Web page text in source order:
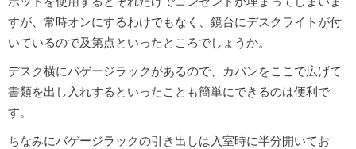
すが、常時オンにするわけでもなく、鏡台にデスクライトが付
いているので及第点といったところでしょうか。
デスク横にバゲージラックがあるので、カバンをここで広げて
書類を出し入れするといったことも簡単にできるのは便利で
す。
ちなみにバゲージラックの引き出しは入室時に半分開いてお